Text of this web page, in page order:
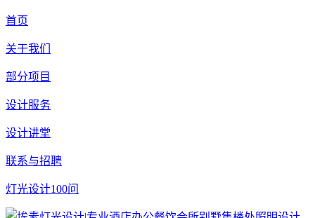
首页
关于我们
部分项目
设计服务
设计讲堂
联系与招聘
灯光设计100问